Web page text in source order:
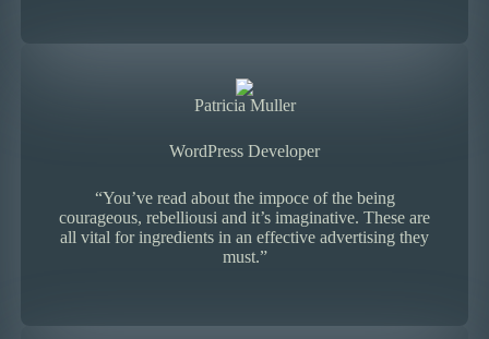
Patricia Muller
WordPress Developer
“You’ve read about the impoce of the being
courageous, rebelliousi and it’s imaginative. These are
all vital for ingredients in an effective advertising they
must.”